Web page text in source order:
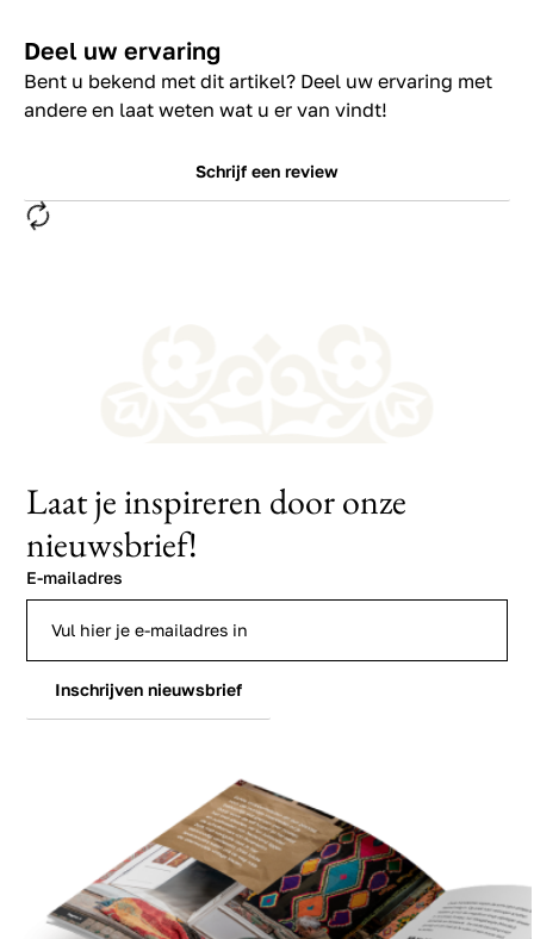
Deel uw ervaring
Bent u bekend met dit artikel? Deel uw ervaring met
andere en laat weten wat u er van vindt!
Schrijf een review
Laat je inspireren door onze
nieuwsbrief!
E-mailadres
Inschrijven nieuwsbrief